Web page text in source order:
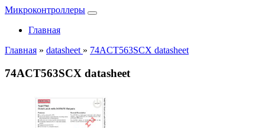
Микроконтроллеры
Главная
Главная » datasheet » 74ACT563SCX datasheet
74ACT563SCX datasheet